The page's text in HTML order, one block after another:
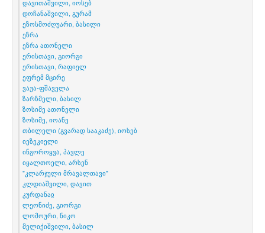
დავითაშვილი, იოსებ
დოჩანაშვილი, გურამ
ეზოსმოძღუარი, ბასილი
ეზრა
ეზრა ათონელი
ერისთავი, გიორგი
ერისთავი, რაფიელ
ეფრემ მცირე
ვაჟა-ფშაველა
ზარზმელი, ბასილ
ზოსიმე ათონელი
ზოსიმე, იოანე
თბილელი (გვარად სააკაძე), იოსებ
იეზეკიელი
ინგოროყვა, პავლე
იყალთოელი, არსენ
"კლარჯული მრავალთავი"
კლდიაშვილი, დავით
კურდანაჲ
ლეონიძე, გიორგი
ლომოური, ნიკო
მელიქიშვილი, ბასილ